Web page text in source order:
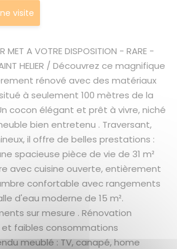
visite
MET A VOTRE DISPOSITION - RARE -
HELIER / Découvrez ce magnifique
rénové avec des matériaux
à seulement 100 mètres de la
cocon élégant et prêt à vivre, niché
bien entretenu . Traversant,
il offre de belles prestations :
spacieuse pièce de vie de 31 m²
avec cuisine ouverte, entièrement
confortable avec rangements
d'eau moderne de 15 m².
sur mesure . Rénovation
faibles consommations
meublé : TV, canapé, home